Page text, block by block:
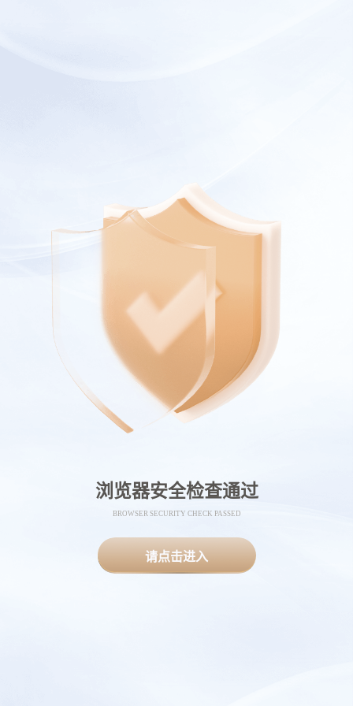
浏览器安全检查通过
BROWSER SECURITY CHECK PASSED
请点击进入